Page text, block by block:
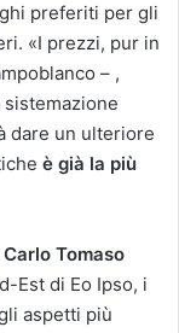
preferiti per gli
«I prezzi, pur in
– ,
dare un ulteriore
è già la più
Carlo Tomaso
Est di Eo Ipso, i
aspetti più